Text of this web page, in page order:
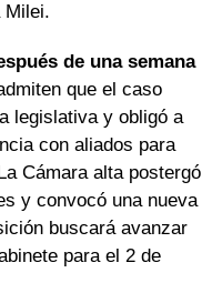
Milei.
de una semana
que el caso
legislativa y obligó a
con aliados para
Cámara alta postergó
y convocó una nueva
buscará avanzar
para el 2 de